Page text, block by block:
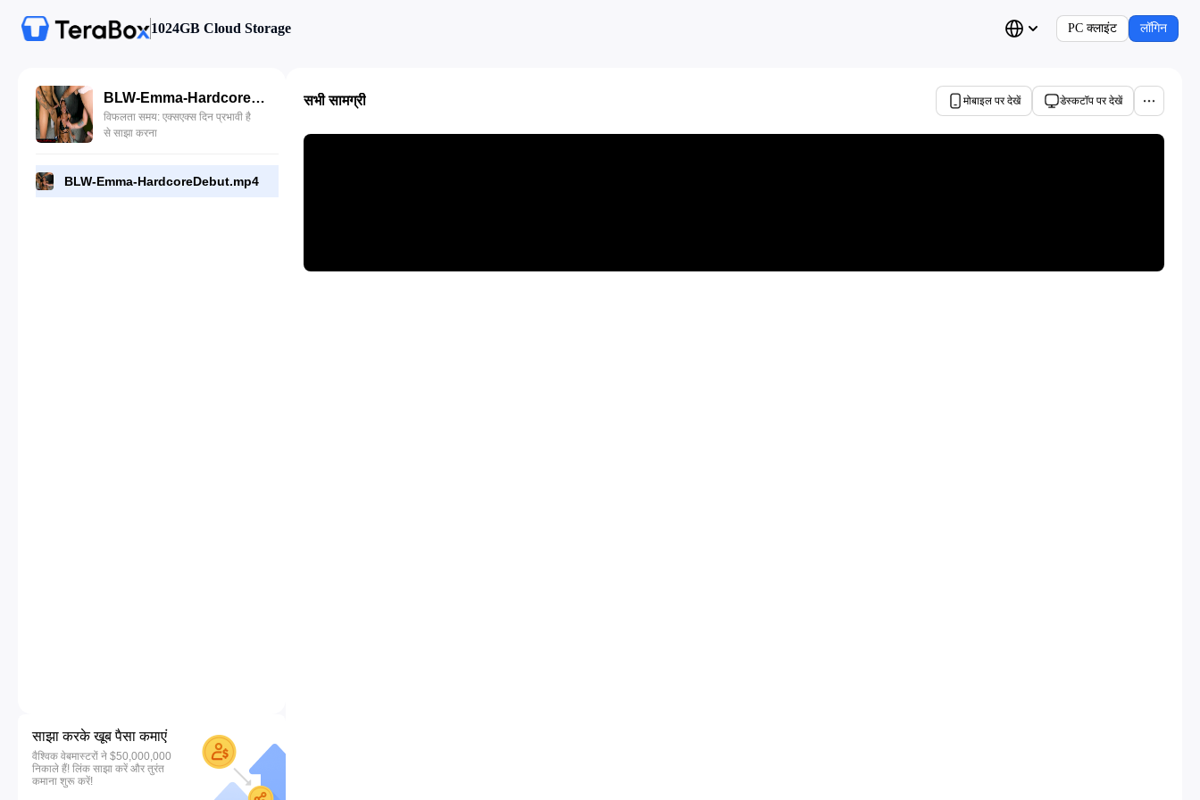
1024GB Cloud Storage PC क्लाइंट लॉगिन
BLW-Emma-HardcoreDebut.mp4
विफलता समय: एक्सएक्स दिन प्रभावी है
से साझा करना
BLW-Emma-HardcoreDebut.mp4
साझा करके खूब पैसा कमाएं
वैश्विक वेबमास्टरों ने $50,000,000
निकाले हैं! लिंक साझा करें और तुरंत
कमाना शुरू करें!
सभी सामग्री मोबाइल पर देखें डेस्कटॉप पर देखें